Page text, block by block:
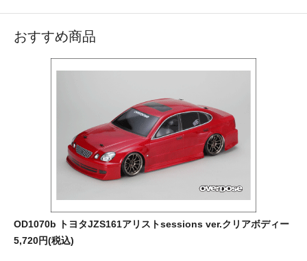
おすすめ商品
OD1070b トヨタJZS161アリストsessions ver.クリアボディー
5,720円(税込)